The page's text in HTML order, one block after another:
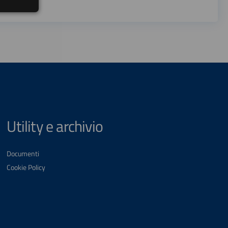
Utility e archivio
Documenti
Cookie Policy